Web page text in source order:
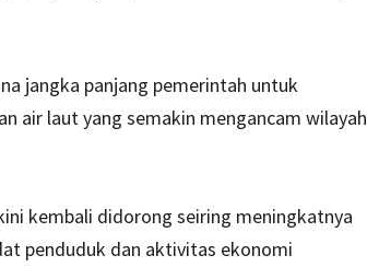
jangka panjang pemerintah untuk
air laut yang semakin mengancam wilayah
kembali didorong seiring meningkatnya
penduduk dan aktivitas ekonomi